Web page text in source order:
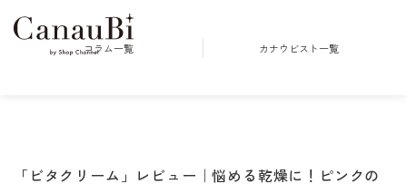
コラム一覧 カナウビスト一覧
「ビタクリーム」レビュー｜悩める乾燥に！ピンクの